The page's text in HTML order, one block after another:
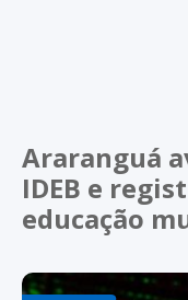
Araranguá
IDEB e
educação